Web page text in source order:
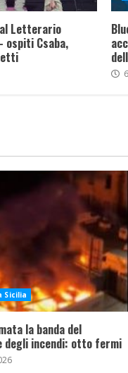
Letterario
ospiti Csaba,
Sicilia
la banda del
degli incendi: otto fermi